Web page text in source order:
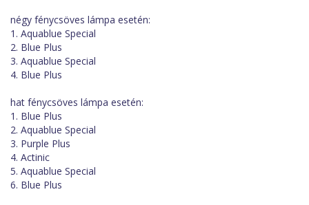
négy fénycsöves lámpa esetén:
1. Aquablue Special
2. Blue Plus
3. Aquablue Special
4. Blue Plus
hat fénycsöves lámpa esetén:
1. Blue Plus
2. Aquablue Special
3. Purple Plus
4. Actinic
5. Aquablue Special
6. Blue Plus